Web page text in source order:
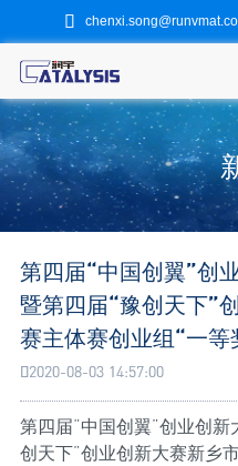

第四届“中国创翼”创
暨第四届“豫创天下”
赛主体赛创业组“一等
2020-08-03 14:57:00
第四届“中国创翼”创业创
创天下”创业创新大赛新乡